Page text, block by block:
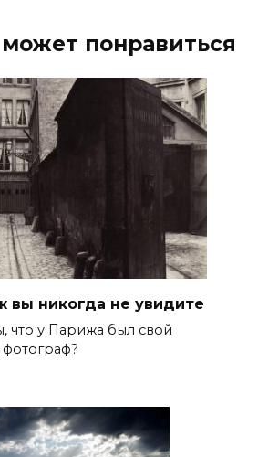
понравиться
вы никогда не увидите
что у Парижа был свой